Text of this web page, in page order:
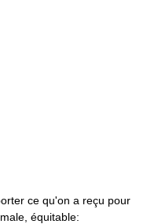
ce qu'on a reçu pour
équitable: